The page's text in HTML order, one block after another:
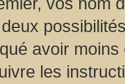
avoir
les